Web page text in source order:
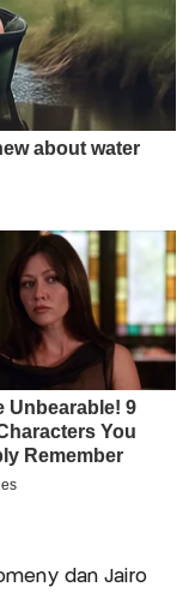
dan Jairo